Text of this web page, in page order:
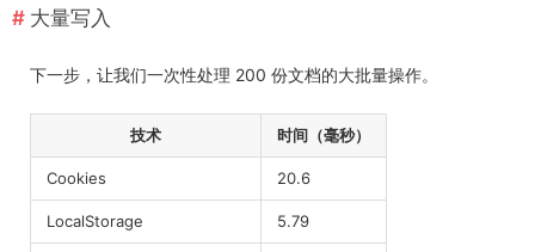
大量写入
下一步，让我们一次性处理 200 份文档的大批量操作。
技术 时间（毫秒）
Cookies 20.6
LocalStorage 5.79